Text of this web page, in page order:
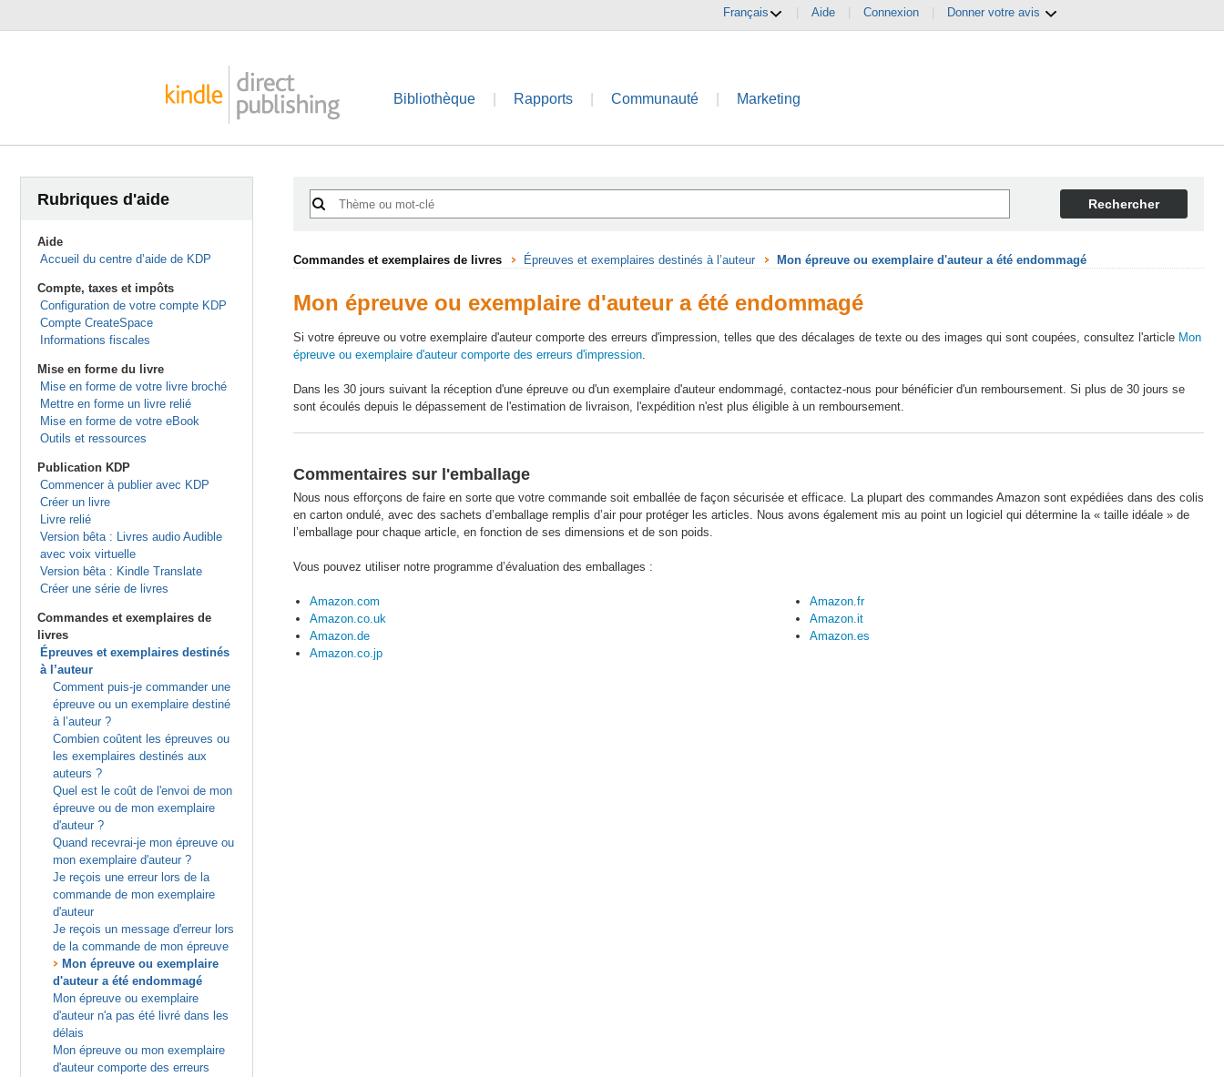
Français Aide Connexion Donner votre avis
Bibliothèque Rapports Communauté Marketing
Rubriques d'aide
Aide
Accueil du centre d’aide de KDP
Compte, taxes et impôts
Configuration de votre compte KDP
Compte CreateSpace
Informations fiscales
Mise en forme du livre
Mise en forme de votre livre broché
Mettre en forme un livre relié
Mise en forme de votre eBook
Outils et ressources
Publication KDP
Commencer à publier avec KDP
Créer un livre
Livre relié
Version bêta : Livres audio Audible
avec voix virtuelle
Version bêta : Kindle Translate
Créer une série de livres
Commandes et exemplaires de
livres
Épreuves et exemplaires destinés
à l’auteur
Comment puis-je commander une
épreuve ou un exemplaire destiné
à l’auteur ?
Combien coûtent les épreuves ou
les exemplaires destinés aux
auteurs ?
Quel est le coût de l'envoi de mon
épreuve ou de mon exemplaire
d'auteur ?
Quand recevrai-je mon épreuve ou
mon exemplaire d'auteur ?
Je reçois une erreur lors de la
commande de mon exemplaire
d'auteur
Je reçois un message d'erreur lors
de la commande de mon épreuve
Mon épreuve ou exemplaire
d'auteur a été endommagé
Mon épreuve ou exemplaire
d'auteur n'a pas été livré dans les
délais
Mon épreuve ou mon exemplaire
d'auteur comporte des erreurs
Rechercher
Commandes et exemplaires de livres Épreuves et exemplaires destinés à l’auteur Mon épreuve ou exemplaire d'auteur a été endommagé
Mon épreuve ou exemplaire d'auteur a été endommagé
Si votre épreuve ou votre exemplaire d'auteur comporte des erreurs d'impression, telles que des décalages de texte ou des images qui sont coupées, consultez l'article Mon
épreuve ou exemplaire d'auteur comporte des erreurs d'impression.
Dans les 30 jours suivant la réception d'une épreuve ou d'un exemplaire d'auteur endommagé, contactez-nous pour bénéficier d'un remboursement. Si plus de 30 jours se
sont écoulés depuis le dépassement de l'estimation de livraison, l'expédition n'est plus éligible à un remboursement.
Commentaires sur l'emballage
Nous nous efforçons de faire en sorte que votre commande soit emballée de façon sécurisée et efficace. La plupart des commandes Amazon sont expédiées dans des colis
en carton ondulé, avec des sachets d’emballage remplis d’air pour protéger les articles. Nous avons également mis au point un logiciel qui détermine la « taille idéale » de
l’emballage pour chaque article, en fonction de ses dimensions et de son poids.
Vous pouvez utiliser notre programme d’évaluation des emballages :
Amazon.com
Amazon.co.uk
Amazon.de
Amazon.co.jp
Amazon.fr
Amazon.it
Amazon.es